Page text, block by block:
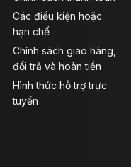
Các điều kiện hoặc
hạn chế
Chính sách giao hàng,
đổi trả và hoàn tiền
Hình thức hỗ trợ trực
tuyến